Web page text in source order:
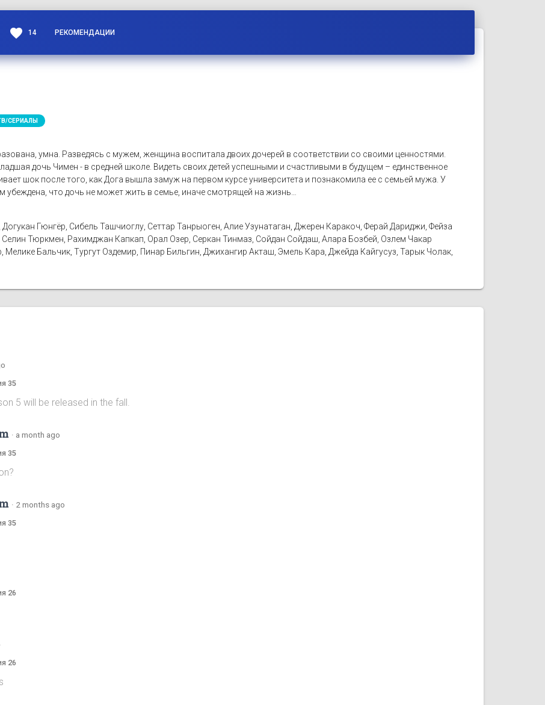
favorite 14 РЕКОМЕНДАЦИИ
СЕРИАЛЫ
умна. Разведясь с мужем, женщина воспитала двоих дочерей в соответствии со своими ценностями.
дочь Чимен - в средней школе. Видеть своих детей успешными и счастливыми в будущем – единственное
шок после того, как Дога вышла замуж на первом курсе университета и познакомила ее с семьей мужа. У
что дочь не может жить в семье, иначе смотрящей на жизнь…
Гюнгёр, Сибель Ташчиоглу, Сеттар Танрыоген, Алие Узунатаган, Джерен Каракоч, Ферай Дариджи, Фейза
Тюркмен, Рахимджан Капкап, Орал Озер, Серкан Тинмаз, Сойдан Сойдаш, Алара Бозбей, Озлем Чакар
Мелике Бальчик, Тургут Оздемир, Пинар Бильгин, Джихангир Акташ, Эмель Кара, Джейда Кайгусуз, Тарык Чолак,
35
5 will be released in the fall.
· a month ago
35
· 2 months ago
35
26
26